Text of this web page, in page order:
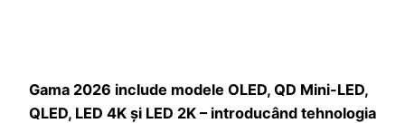
Gama 2026 include modele OLED, QD Mini-LED,
QLED, LED 4K și LED 2K – introducând tehnologia